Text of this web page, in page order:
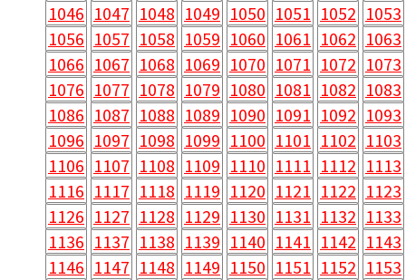
1046 1047 1048 1049 1050 1051 1052 1053
1056 1057 1058 1059 1060 1061 1062 1063
1066 1067 1068 1069 1070 1071 1072 1073
1076 1077 1078 1079 1080 1081 1082 1083
1086 1087 1088 1089 1090 1091 1092 1093
1096 1097 1098 1099 1100 1101 1102 1103
1106 1107 1108 1109 1110 1111 1112 1113
1116 1117 1118 1119 1120 1121 1122 1123
1126 1127 1128 1129 1130 1131 1132 1133
1136 1137 1138 1139 1140 1141 1142 1143
1146 1147 1148 1149 1150 1151 1152 1153